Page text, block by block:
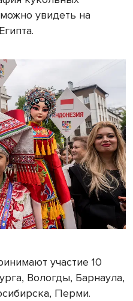
увидеть на
участие 10
Вологды, Барнаула,
Перми.